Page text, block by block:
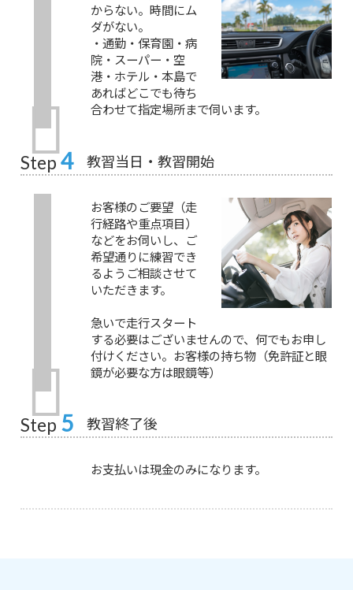
からない。時間にム
ダがない。
・通勤・保育園・病
院・スーパー・空
港・ホテル・本島で
あればどこでも待ち
合わせて指定場所まで伺います。
Step 4 教習当日・教習開始
お客様のご要望（走
行経路や重点項目）
などをお伺いし、ご
希望通りに練習でき
るようご相談させて
いただきます。
急いで走行スタート
する必要はございませんので、何でもお申し
付けください。お客様の持ち物（免許証と眼
鏡が必要な方は眼鏡等）
Step 5 教習終了後
お支払いは現金のみになります。